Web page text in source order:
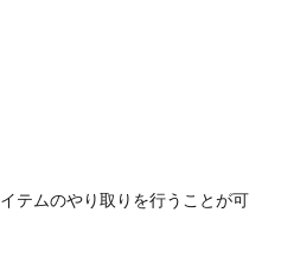
テムのやり取りを行うことが可